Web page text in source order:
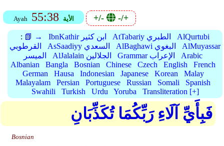
Ayah 55:38 الأية +/- -/+
: 📗 → IbnKathir ابن كثير AtTabariy الطبري
AlQurtubi
القرطوبي
AsSaadiyy السعدي AlBaghawi البغوي
AlMuyassar
الميسر
AlJalalain الجلالين Grammar الإعراب
Arabic
Albanian
Bangla Bosnian Chinese Czech English
French
German
Hausa Indonesian Japanese Korean
Malay
Malayalam
Persian Portuguese Russian Somali
Spanish
Swahili
Turkish Urdu Yoruba Transliteration [+]
فَبِأَيِّ آلَاءِ رَبِّكُمَا تُكَذِّبَانِ
Bosnian